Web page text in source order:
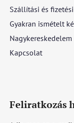
Szállítási és
Gyakran ismételt
Nagykereskedelem
Kapcsolat
Feliratkozás